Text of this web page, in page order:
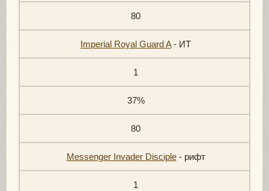
80
Imperial Royal Guard A- ИТ
1
37%
80
Messenger Invader Disciple- рифт
1